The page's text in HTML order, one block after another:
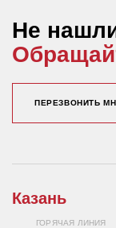
Не
ПЕРЕЗВОНИТЬ
Казань
ГОРЯЧАЯ ЛИНИЯ